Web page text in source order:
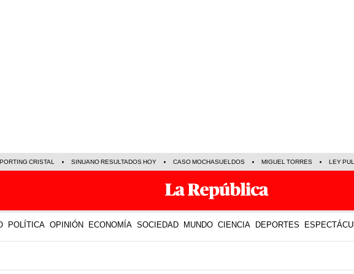
CRISTAL SINUANO RESULTADOS HOY CASO MOCHASUELDOS MIGUEL TORRES LEY
POLÍTICA OPINIÓN ECONOMÍA SOCIEDAD MUNDO CIENCIA DEPORTES